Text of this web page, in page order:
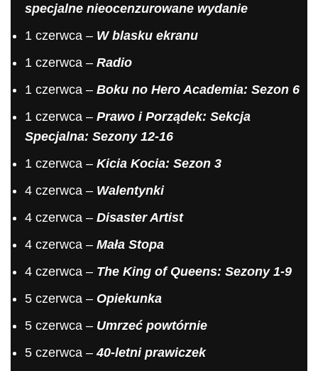
specjalne nieocenzurowane wydanie
1 czerwca – W blasku ekranu
1 czerwca – Radio
1 czerwca – Boku no Hero Academia: Sezon 6
1 czerwca – Prawo i Porządek: Sekcja
Specjalna: Sezony 12-16
1 czerwca – Kicia Kocia: Sezon 3
4 czerwca – Walentynki
4 czerwca – Disaster Artist
4 czerwca – Mała Stopa
4 czerwca – The King of Queens: Sezony 1-9
5 czerwca – Opiekunka
5 czerwca – Umrzeć powtórnie
5 czerwca –40-letni prawiczek